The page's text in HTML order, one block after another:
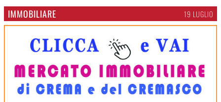
IMMOBILIARE 19 LUGLIO